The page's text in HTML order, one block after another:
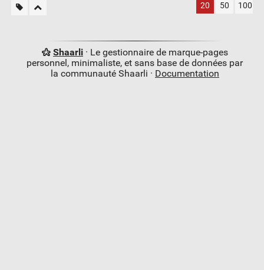
20 50 100
Shaarli· Le gestionnaire de marque-pages
personnel, minimaliste, et sans base de données par
la communauté Shaarli · Documentation